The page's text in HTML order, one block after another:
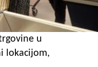
u
lokacijom,